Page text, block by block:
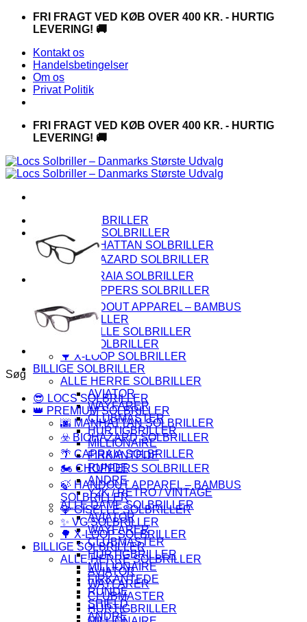
FortsætFRI FRAGT VED KØB OVER 400 KR. - HURTIG
LEVERING! 🚚
Kontakt os
Handelsbetingelser
Om os
Privat Politik
FRI FRAGT VED KØB OVER 400 KR. - HURTIG
LEVERING! 🚚
😎 LOCS SOLBRILLER
👑 PREMIUM SOLBRILLER
🌆 MANHATTAN SOLBRILLER
☣️ BIOHAZARD SOLBRILLER
🌴 CAPRAIA SOLBRILLER
🏍️ CHOPPERS SOLBRILLER
🍃 HANDOUT APPAREL – BAMBUS
SOLBRILLER
💎 GISELLE SOLBRILLER
✨ VG SOLBRILLER
🌳 X-LOOP SOLBRILLER
BILLIGE SOLBRILLER
ALLE HERRE SOLBRILLER
AVIATOR
WAYFARER
CLUBMASTER
HURTIGBRILLER
MILLIONAIRE
FIRKANTEDE
RUNDE
ANDRE
Y2K / RETRO / VINTAGE
ALLE DAME SOLBRILLER
AVIATOR
WAYFARER
CLUBMASTER
HURTIGBRILLER
MILLIONAIRE
FIRKANTEDE
RUNDE
SHIELD
ANDRE
Søg
😎 LOCS SOLBRILLER
👑 PREMIUM SOLBRILLER
🌆 MANHATTAN SOLBRILLER
☣️ BIOHAZARD SOLBRILLER
🌴 CAPRAIA SOLBRILLER
🏍️ CHOPPERS SOLBRILLER
🍃 HANDOUT APPAREL – BAMBUS
SOLBRILLER
💎 GISELLE SOLBRILLER
✨ VG SOLBRILLER
🌳 X-LOOP SOLBRILLER
BILLIGE SOLBRILLER
ALLE HERRE SOLBRILLER
AVIATOR
WAYFARER
CLUBMASTER
HURTIGBRILLER